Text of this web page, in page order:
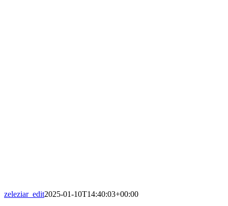
zeleziar_edit2025-01-10T14:40:03+00:00